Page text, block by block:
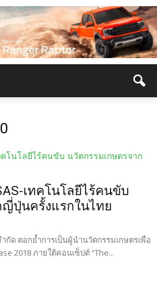
เทคโนโลยีไร้คนขับ
ปุ่นครั้งแรกในไทย
ด ตอกย้ำการเป็นผู้นำนวัตกรรมเกษตรเพื่อ
2018 ภายใต้คอนเซ็ปต์ “The...